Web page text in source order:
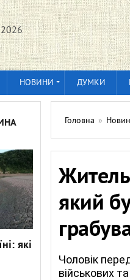
НОВИНИ ДУМКИ
які
Головна »
який
Чоловік
військових